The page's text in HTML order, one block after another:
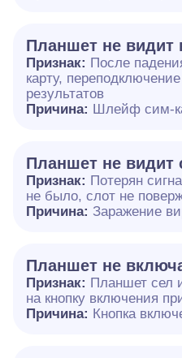
Планшет не видит
Признак: После
карту,
результатов
Причина: Шлейф сим-
Планшет не видит
Признак: Потерян
не было, слот не
Причина: Заражение
Планшет не
Признак: Планшет сел
на кнопку включения
Причина: Кнопка